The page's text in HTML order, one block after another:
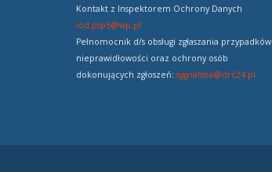
Kontakt z Inspektorem Ochrony Danych
iod.psp5@wp.pl
Pełnomocnik d/s obsługi zgłaszania przypadków
nieprawidłowości oraz ochrony osób
dokonujących zgłoszeń: sygnalista@drc24.pl